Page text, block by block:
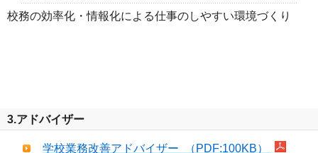
校務の効率化・情報化による仕事のしやすい環境づくり
3.アドバイザー
学校業務改善アドバイザー （PDF:100KB）